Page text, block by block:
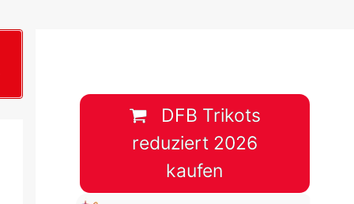
&
&
DFB Trikots
reduziert 2026
kaufen